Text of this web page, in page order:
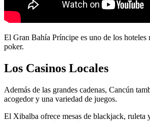
El Gran Bahía Príncipe es uno de los
poker.
Los Casinos Locales
Además de las grandes cadenas, Cancún
acogedor y una variedad de juegos.
El Xibalba ofrece mesas de blackjack, ruleta